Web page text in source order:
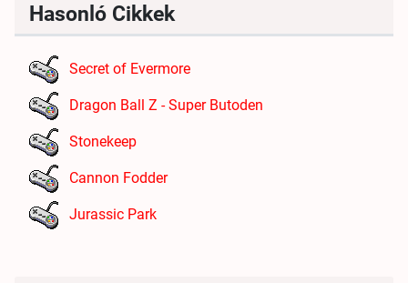
Hasonló Cikkek
Secret of Evermore
Dragon Ball Z - Super Butoden
Stonekeep
Cannon Fodder
Jurassic Park